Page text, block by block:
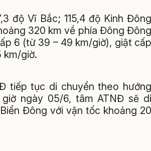
độ Vĩ Bắc; 115,4 độ Kinh Đông
320 km về phía Đông Đông
6 (từ 39 – 49 km/giờ), giật cấp
km/giờ.
tiếp tục di chuyển theo hướng
ngày 05/6, tâm ATNĐ sẽ di
Đông với vận tốc khoảng 20